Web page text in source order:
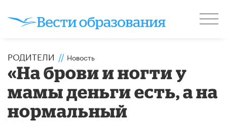
РОДИТЕЛИ // Новость
«На брови и ногти у
мамы деньги есть, а на
нормальный